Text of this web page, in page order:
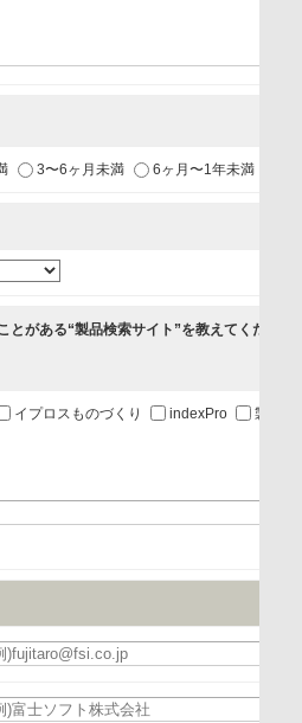
ービスに関するご案内
・協賛）するセミナーなど、各種イ
味、関心に応じた情報の提供
ケートの依頼
のご案内及び当該企業/団体からの
ータの項目
、FAX番号、メールアドレス
3〜6ヶ月未満 6ヶ月〜1年未満
とがある“製品検索サイト”を教えてください
イプロスものづくり indexPro
製品ナ